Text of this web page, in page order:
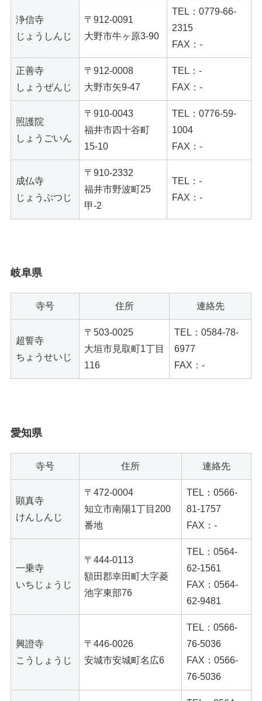
浄信寺
じょうしんじ
〒912-0091
大野市牛ヶ原3-90
TEL：0779-66-
2315
FAX：-
正善寺
しょうぜんじ
〒912-0008
大野市矢9-47
TEL：-
FAX：-
照護院
しょうごいん
〒910-0043
福井市四十谷町
15-10
TEL：0776-59-
1004
FAX：-
成仏寺
じょうぶつじ
〒910-2332
福井市野波町25
甲-2
TEL：-
FAX：-
岐阜県
寺号 住所 連絡先
超誓寺
ちょうせいじ
〒503-0025
大垣市見取町1丁目
116
TEL：0584-78-
6977
FAX：-
愛知県
寺号 住所 連絡先
顕真寺
けんしんじ
〒472-0004
知立市南陽1丁目200
番地
TEL：0566-
81-1757
FAX：-
一乗寺
いちじょうじ
〒444-0113
額田郡幸田町大字菱
池字東部76
TEL：0564-
62-1561
FAX：0564-
62-9481
興證寺
こうしょうじ
〒446-0026
安城市安城町名広6
TEL：0566-
76-5036
FAX：0566-
76-5036